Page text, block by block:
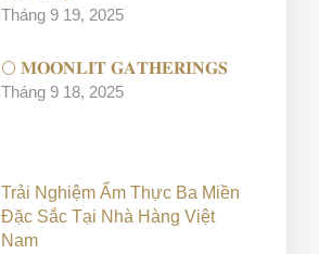
Tháng 9 19, 2025
🌕 𝐌𝐎𝐎𝐍𝐋𝐈𝐓 𝐆𝐀𝐓𝐇𝐄𝐑𝐈𝐍𝐆𝐒
Tháng 9 18, 2025
Trải Nghiệm Ẩm Thực Ba Miền
Đặc Sắc Tại Nhà Hàng Việt
Nam